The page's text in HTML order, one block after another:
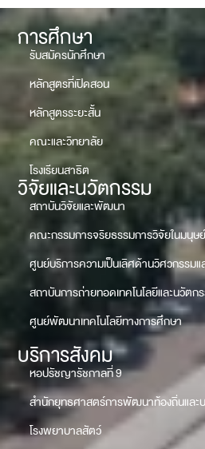
การศึกษา
รับสมัครนักศึกษา
หลักสูตรที่เปิดสอน
หลักสูตรระยะสั้น
คณะและวิทยาลัย
โรงเรียนสาธิต
วิจัยและนวัตกรรม
สถาบันวิจัยและพัฒนา
คณะกรรมการจริยธรรมการวิจัยในมนุษ
ศูนย์บริการความเป็นเลิศด้านวิศวกรรมแ
สถาบันการถ่ายทอดเทคโนโลยีและนวัตก
ศูนย์พัฒนาเทคโนโลยีทางการศึกษา
บริการสังคม
หอปรัชญารัชกาลที่ 9
สำนักยุทธศาสตร์การพัฒนาท้องถิ่นและ
โรงพยาบาลสัตว์